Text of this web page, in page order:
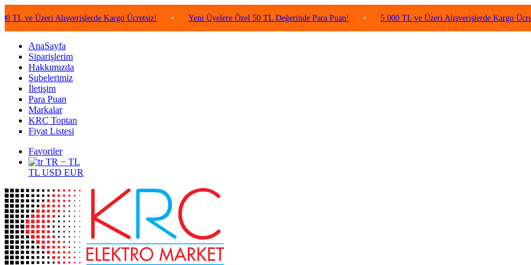
Alışverişlerde Kargo Ücretsiz! • Yeni Üyelere Özel 50 TL Değerinde Para Puan! • 5.000 TL ve Üzeri Alışverişlerde Kargo Ücretsiz!
AnaSayfa
Siparişlerim
Hakkımızda
Şubelerimiz
İletişim
Para Puan
Markalar
KRC Toptan
Fiyat Listesi
Favoriler
TR − TL
TL USD EUR